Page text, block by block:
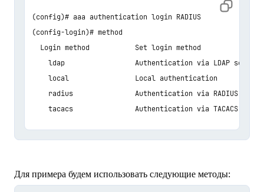
(config)# aaa authentication login RADIUS
(config-login)# method
Login method           Set login method
ldap                 Authentication via LDAP server
local                Local authentication
radius               Authentication via RADIUS
tacacs               Authentication via TACACS
Для примера будем использовать следующие методы: